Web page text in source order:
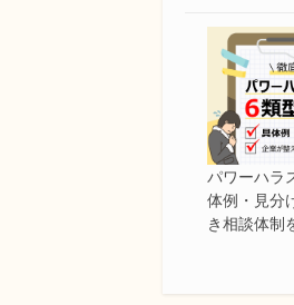
パワーハラ
体例・見分
き相談体制